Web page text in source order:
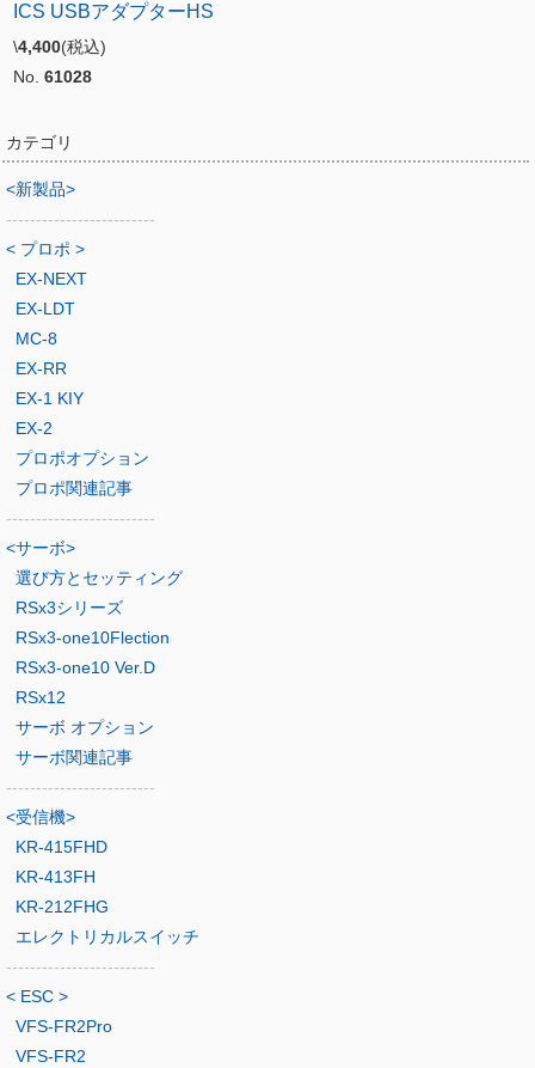
ICS USBアダプターHS
\4,400(税込)
No. 61028
カテゴリ
<新製品>
-------------------------
< プロポ >
EX-NEXT
EX-LDT
MC-8
EX-RR
EX-1 KIY
EX-2
プロポオプション
プロポ関連記事
-------------------------
<サーボ>
選び方とセッティング
RSx3シリーズ
RSx3-one10Flection
RSx3-one10 Ver.D
RSx12
サーボ オプション
サーボ関連記事
-------------------------
<受信機>
KR-415FHD
KR-413FH
KR-212FHG
エレクトリカルスイッチ
-------------------------
< ESC >
VFS-FR2Pro
VFS-FR2